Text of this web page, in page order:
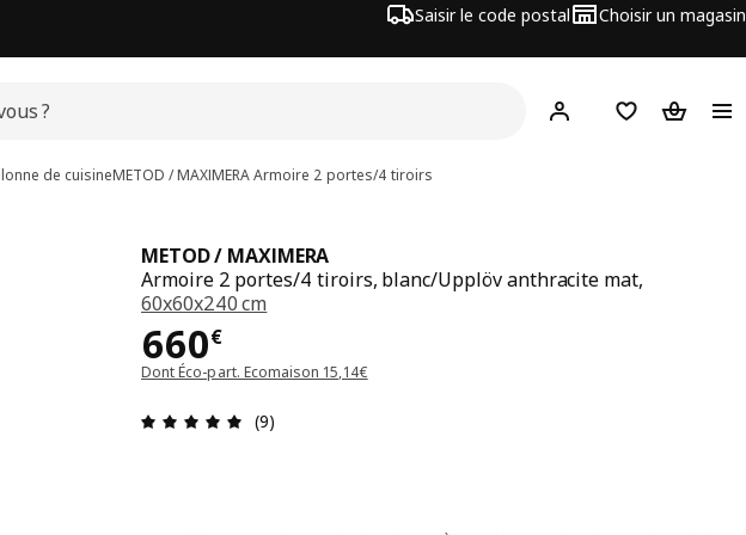
Saisir le code postal Choisir un magasin
Mon compteFavorisPanier
de cuisineMETOD / MAXIMERAArmoire 2 portes/4 tiroirs
METOD / MAXIMERA
Armoire 2 portes/4 tiroirs, blanc/Upplöv anthracite mat,
60x60x240 cm
660€
Prix 660€
Dont Éco-part. Ecomaison 15,14€
Avis: 4.9 sur 5 étoiles Nombre total d'avis: 9
(9)